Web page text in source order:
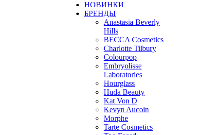
НОВИНКИ
БРЕНДЫ
Anastasia Beverly
Hills
BECCA Cosmetics
Charlotte Tilbury
Colourpop
Embryolisse
Laboratories
Hourglass
Huda Beauty
Kat Von D
Kevyn Aucoin
Morphe
Tarte Cosmetics